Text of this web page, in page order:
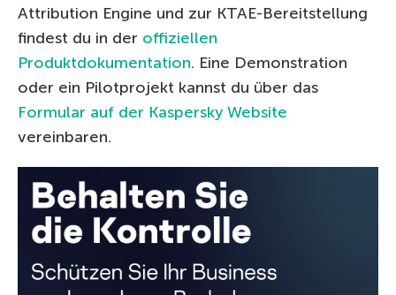
Attribution Engine und zur KTAE-Bereitstellung
findest du in der offiziellen
Produktdokumentation. Eine Demonstration
oder ein Pilotprojekt kannst du über das
Formular auf der Kaspersky Website
vereinbaren.